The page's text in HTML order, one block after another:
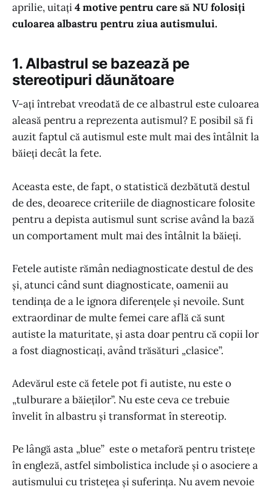
aprilie, uitați4 motive pentru care să NU folosiți
culoarea albastru pentru ziua autismului.
1. Albastrul se bazează pe
stereotipuri dăunătoare
V-ați întrebat vreodată de ce albastrul este culoarea
aleasă pentru a reprezenta autismul? E posibil să fi
auzit faptul că autismul este mult mai des întâlnit la
băieți decât la fete.
Aceasta este, de fapt, o statistică dezbătută destul
de des, deoarece criteriile de diagnosticare folosite
pentru a depista autismul sunt scrise având la bază
un comportament mult mai des întâlnit la băieți.
Fetele autiste rămân nediagnosticate destul de des
și, atunci când sunt diagnosticate, oamenii au
tendința de a le ignora diferențele și nevoile. Sunt
extraordinar de multe femei care află că sunt
autiste la maturitate, și asta doar pentru că copii lor
a fost diagnosticați, având trăsături „clasice”.
Adevărul este că fetele pot fi autiste, nu este o
„tulburare a băieților”. Nu este ceva ce trebuie
învelit în albastru și transformat în stereotip.
Pe lângă asta „blue” este o metaforă pentru tristețe
în engleză, astfel simbolistica include și o asociere a
autismului cu tristețea și suferința. Nu avem nevoie